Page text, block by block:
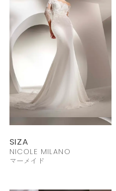
SIZA
NICOLE MILANO
マーメイド